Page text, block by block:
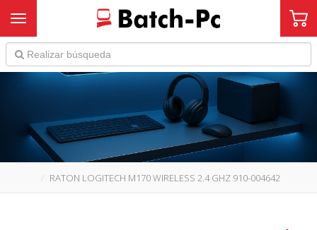
Toggle navigation
RATON LOGITECH M170 WIRELESS 2.4 GHZ 910-004642